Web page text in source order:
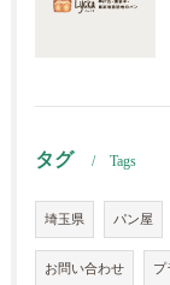
タグ Tags
埼玉県 パン屋
お問い合わせ プ